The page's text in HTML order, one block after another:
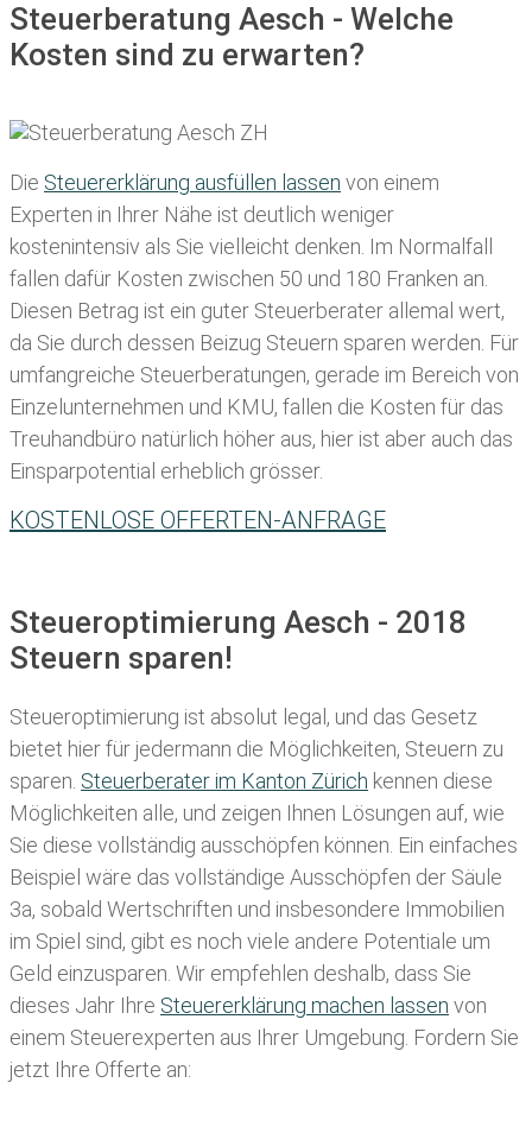
Steuerberatung Aesch - Welche
Kosten sind zu erwarten?
Die Steuererklärung ausfüllen lassen von einem
Experten in Ihrer Nähe ist deutlich weniger
kostenintensiv als Sie vielleicht denken. Im Normalfall
fallen dafür Kosten zwischen 50 und 180 Franken an.
Diesen Betrag ist ein guter Steuerberater allemal wert,
da Sie durch dessen Beizug Steuern sparen werden. Für
umfangreiche Steuerberatungen, gerade im Bereich von
Einzelunternehmen und KMU, fallen die Kosten für das
Treuhandbüro natürlich höher aus, hier ist aber auch das
Einsparpotential erheblich grösser.
KOSTENLOSE OFFERTEN-ANFRAGE
Steueroptimierung Aesch - 2018
Steuern sparen!
Steueroptimierung ist absolut legal, und das Gesetz
bietet hier für jedermann die Möglichkeiten, Steuern zu
sparen. Steuerberater im K anton Zürich kennen diese
Möglichkeiten alle, und zeigen Ihnen Lösungen auf, wie
Sie diese vollständig ausschöpfen können. Ein einfaches
Beispiel wäre das vollständige Ausschöpfen der Säule
3a, sobald Wertschriften und insbesondere Immobilien
im Spiel sind, gibt es noch viele andere Potentiale um
Geld einzusparen. Wir empfehlen deshalb, dass Sie
dieses Jahr Ihre Steuererklärung machen lassen von
einem Steuerexperten aus Ihrer Umgebung. Fordern Sie
jetzt Ihre Offerte an: